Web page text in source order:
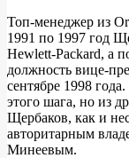
Топ-менеджер из
1991 по 1997 год
Hewlett-Packard, а
должность вице-
сентябре 1998
этого шага, но из
Щербаков, как и
авторитарным
Минеевым.